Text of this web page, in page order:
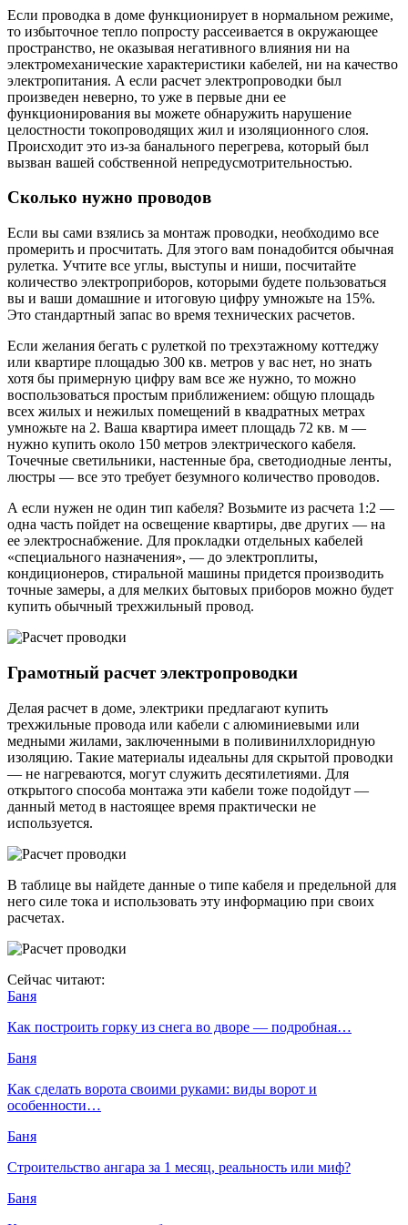
Если проводка в доме функционирует в нормальном режиме,
то избыточное тепло попросту рассеивается в окружающее
пространство, не оказывая негативного влияния ни на
электромеханические характеристики кабелей, ни на качество
электропитания. А если расчет электропроводки был
произведен неверно, то уже в первые дни ее
функционирования вы можете обнаружить нарушение
целостности токопроводящих жил и изоляционного слоя.
Происходит это из-за банального перегрева, который был
вызван вашей собственной непредусмотрительностью.
Сколько нужно проводов
Если вы сами взялись за монтаж проводки, необходимо все
промерить и просчитать. Для этого вам понадобится обычная
рулетка. Учтите все углы, выступы и ниши, посчитайте
количество электроприборов, которыми будете пользоваться
вы и ваши домашние и итоговую цифру умножьте на 15%.
Это стандартный запас во время технических расчетов.
Если желания бегать с рулеткой по трехэтажному коттеджу
или квартире площадью 300 кв. метров у вас нет, но знать
хотя бы примерную цифру вам все же нужно, то можно
воспользоваться простым приближением: общую площадь
всех жилых и нежилых помещений в квадратных метрах
умножьте на 2. Ваша квартира имеет площадь 72 кв. м —
нужно купить около 150 метров электрического кабеля.
Точечные светильники, настенные бра, светодиодные ленты,
люстры — все это требует безумного количество проводов.
А если нужен не один тип кабеля? Возьмите из расчета 1:2 —
одна часть пойдет на освещение квартиры, две других — на
ее электроснабжение. Для прокладки отдельных кабелей
«специального назначения», — до электроплиты,
кондиционеров, стиральной машины придется производить
точные замеры, а для мелких бытовых приборов можно будет
купить обычный трехжильный провод.
Грамотный расчет электропроводки
Делая расчет в доме, электрики предлагают купить
трехжильные провода или кабели с алюминиевыми или
медными жилами, заключенными в поливинилхлоридную
изоляцию. Такие материалы идеальны для скрытой проводки
— не нагреваются, могут служить десятилетиями. Для
открытого способа монтажа эти кабели тоже подойдут —
данный метод в настоящее время практически не
используется.
В таблице вы найдете данные о типе кабеля и предельной для
него силе тока и использовать эту информацию при своих
расчетах.
Сейчас читают:
Баня
Как построить горку из снега во дворе — подробная…
Баня
Как сделать ворота своими руками: виды ворот и
особенности…
Баня
Строительство ангара за 1 месяц, реальность или миф?
Баня